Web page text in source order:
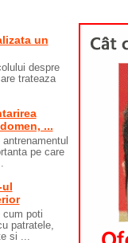
un
despre
trateaza
...
pe care
ul
cum poti
patratele,
si ...